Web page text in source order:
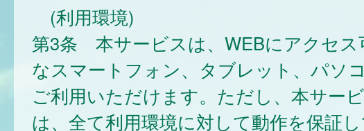
(利用環境)
第3条 本サービスは、WEBにアクセス
なスマートフォン、タブレット、パソ
ご利用いただけます。ただし、本サー
は、全て利用環境に対して動作を保証